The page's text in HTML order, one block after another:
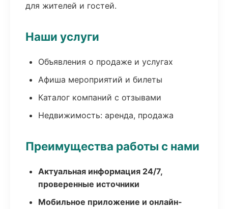
для жителей и гостей.
Наши услуги
Объявления о продаже и услугах
Афиша мероприятий и билеты
Каталог компаний с отзывами
Недвижимость: аренда, продажа
Преимущества работы с нами
Актуальная информация 24/7,
проверенные источники
Мобильное приложение и онлайн-